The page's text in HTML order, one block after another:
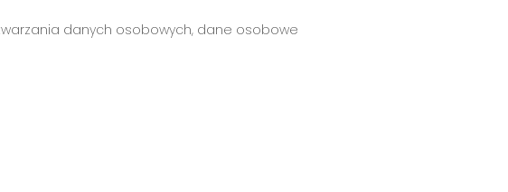
danych osobowych, dane osobowe